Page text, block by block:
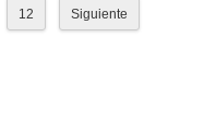
12 Siguiente